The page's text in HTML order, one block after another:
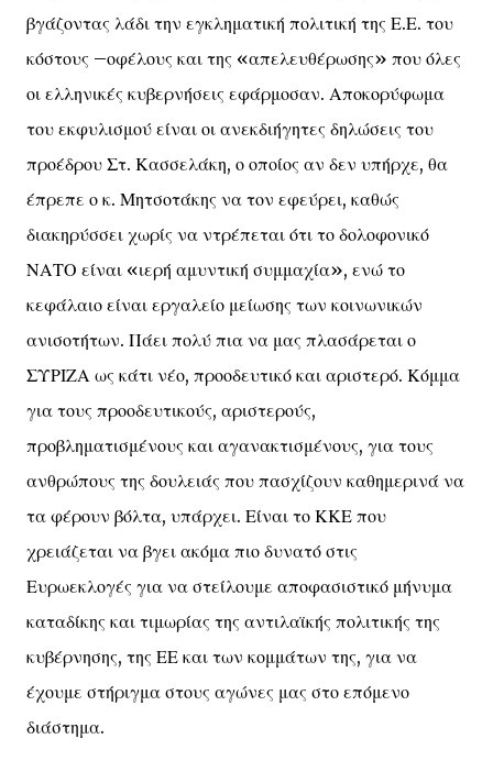
βγάζοντας λάδι την εγκληματική πολιτική της Ε.Ε. του
κόστους –οφέλους και της «απελευθέρωσης» που όλες
οι ελληνικές κυβερνήσεις εφάρμοσαν. Αποκορύφωμα
του εκφυλισμού είναι οι ανεκδιήγητες δηλώσεις του
προέδρου Στ. Κασσελάκη, ο οποίος αν δεν υπήρχε, θα
έπρεπε ο κ. Μητσοτάκης να τον εφεύρει, καθώς
διακηρύσσει χωρίς να ντρέπεται ότι το δολοφονικό
ΝΑΤΟ είναι «ιερή αμυντική συμμαχία», ενώ το
κεφάλαιο είναι εργαλείο μείωσης των κοινωνικών
ανισοτήτων. Πάει πολύ πια να μας πλασάρεται ο
ΣΥΡΙΖΑ ως κάτι νέο, προοδευτικό και αριστερό. Κόμμα
για τους προοδευτικούς, αριστερούς,
προβληματισμένους και αγανακτισμένους, για τους
ανθρώπους της δουλειάς που πασχίζουν καθημερινά να
τα φέρουν βόλτα, υπάρχει. Είναι το ΚΚΕ που
χρειάζεται να βγει ακόμα πιο δυνατό στις
Ευρωεκλογές για να στείλουμε αποφασιστικό μήνυμα
καταδίκης και τιμωρίας της αντιλαϊκής πολιτικής της
κυβέρνησης, της ΕΕ και των κομμάτων της, για να
έχουμε στήριγμα στους αγώνες μας στο επόμενο
διάστημα.